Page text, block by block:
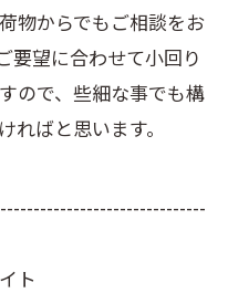
物からでもご相談をお
要望に合わせて小回り
ので、些細な事でも構
ればと思います。
ト